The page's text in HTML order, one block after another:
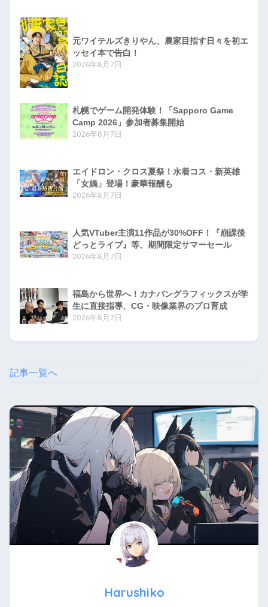
元ワイテルズきりやん、農家目指す日々を初エ
ッセイ本で告白！
2026年8月7日
札幌でゲーム開発体験！「Sapporo Game
Camp 2026」参加者募集開始
2026年8月7日
エイドロン・クロス夏祭！水着コス・新英雄
「女媧」登場！豪華報酬も
2026年8月7日
人気VTuber主演11作品が30%OFF！『崩課後
どっとライブ』等、期間限定サマーセール
2026年8月7日
福島から世界へ！カナバングラフィックスが学
生に直接指導、CG・映像業界のプロ育成
2026年8月7日
記事一覧へ
Harushiko